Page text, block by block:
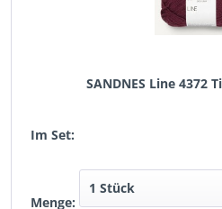
SANDNES Line 4372
Im Set:
Menge: